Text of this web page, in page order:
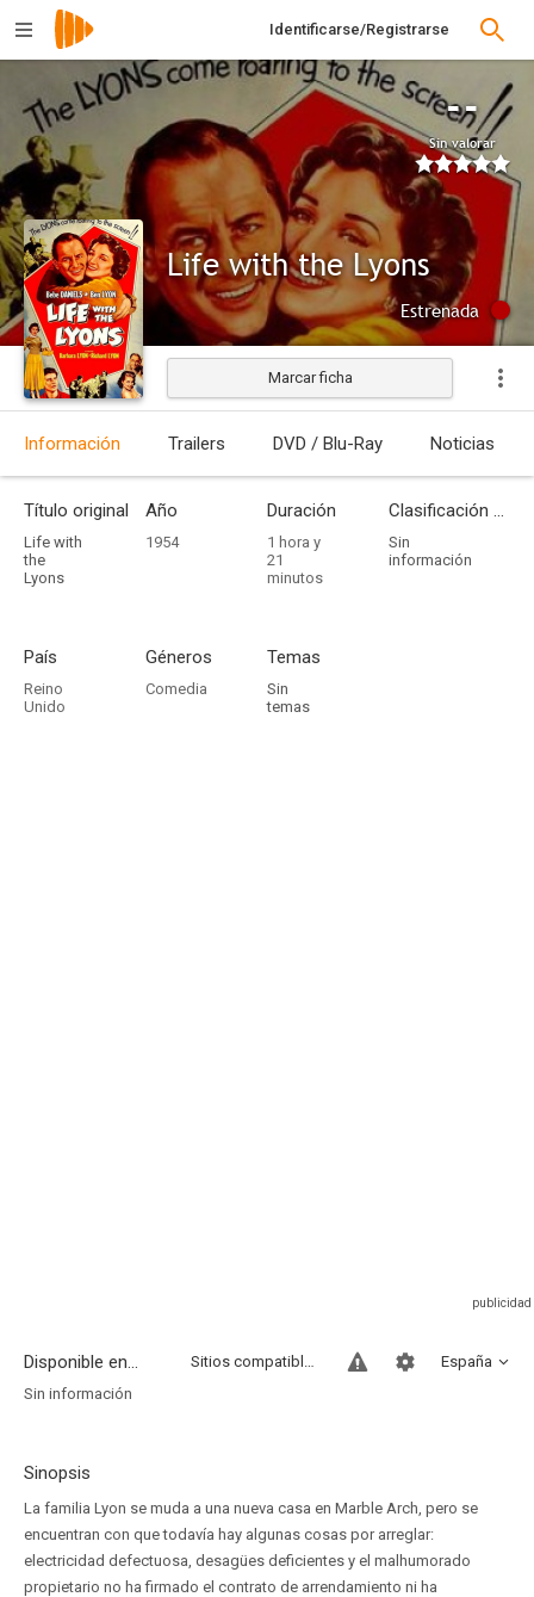
Identificarse/Registrarse
--
Sin valorar
Life with the Lyons
Estrenada
Marcar ficha
Información Trailers DVD / Blu-Ray Noticias
Título original
Life with
the
Lyons
Año
1954
Duración
1 hora y
21
minutos
Clasificación por edades
Sin
información
País
Reino
Unido
Géneros
Comedia
Temas
Sin
temas
Disponible en... España
Sitios compatibles
Sin información
Sinopsis
La familia Lyon se muda a una nueva casa en Marble Arch, pero se
encuentran con que todavía hay algunas cosas por arreglar:
electricidad defectuosa, desagües deficientes y el malhumorado
propietario no ha firmado el contrato de arrendamiento ni ha